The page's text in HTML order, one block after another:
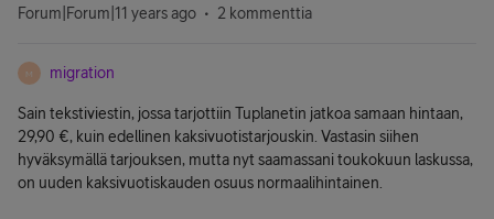
Forum|Forum|11 years ago 2 kommenttia
M migration
Sain tekstiviestin, jossa tarjottiin Tuplanetin jatkoa samaan hintaan,
29,90 €, kuin edellinen kaksivuotistarjouskin. Vastasin siihen
hyväksymällä tarjouksen, mutta nyt saamassani toukokuun laskussa,
on uuden kaksivuotiskauden osuus normaalihintainen.